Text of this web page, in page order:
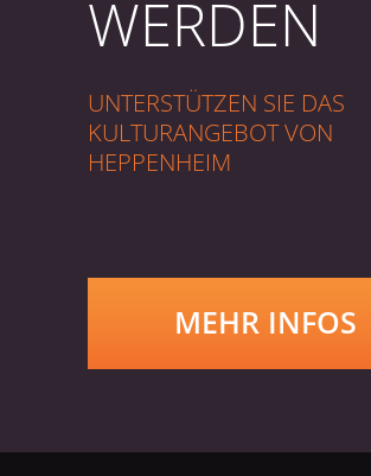
WERDEN
UNTERSTÜTZEN SIE DAS
KULTURANGEBOT VON
HEPPENHEIM
MEHR INFOS